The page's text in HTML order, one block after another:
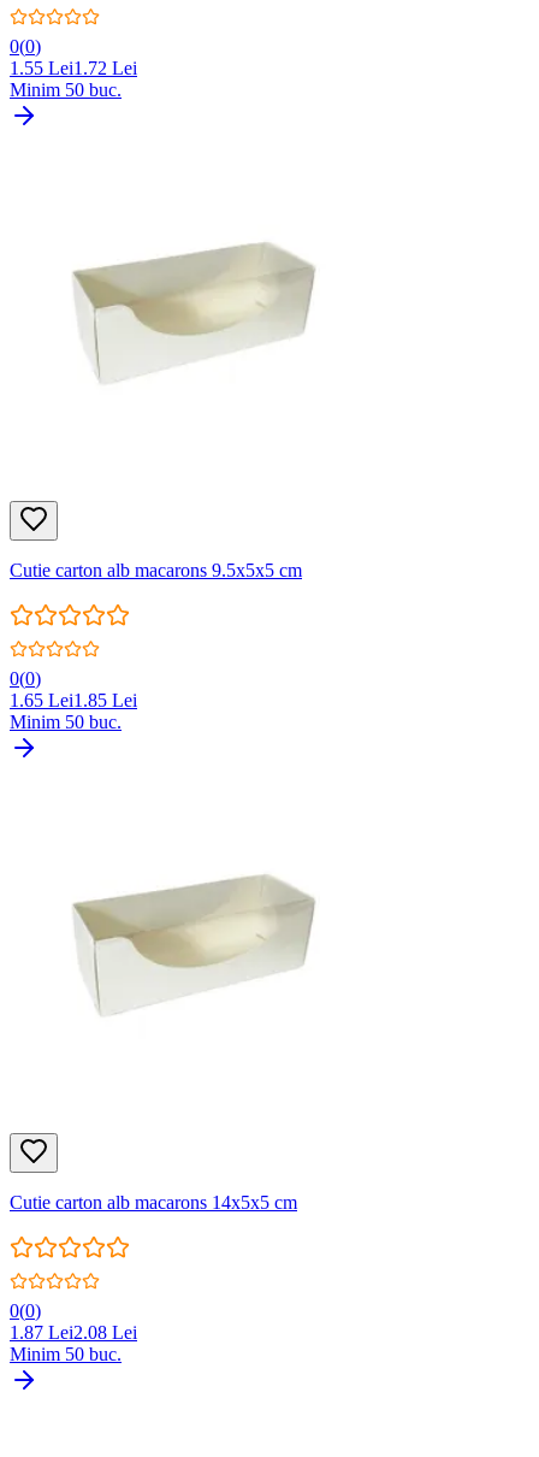
0(0)
1.55 Lei1.72 Lei
Minim 50 buc.
Cutie carton alb macarons 9.5x5x5 cm
0(0)
1.65 Lei1.85 Lei
Minim 50 buc.
Cutie carton alb macarons 14x5x5 cm
0(0)
1.87 Lei2.08 Lei
Minim 50 buc.